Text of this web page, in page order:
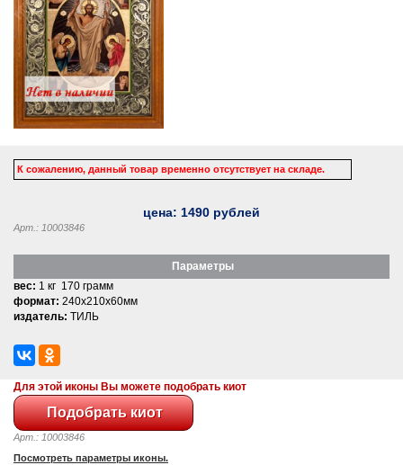
К сожалению, данный товар временно отсутствует на складе.
цена: 1490 рублей
Арт.: 10003846
Параметры
вес: 1 кг 170 грамм
формат: 240x210x60мм
издатель: ТИЛЬ
Для этой иконы Вы можете подобрать киот
Арт.: 10003846
Посмотреть параметры иконы.